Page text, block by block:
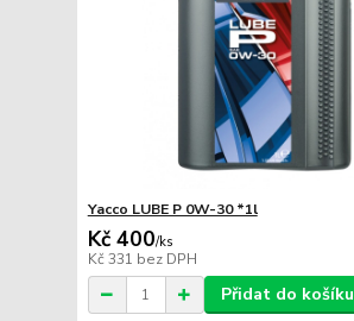
Yacco LUBE P 0W-30 *1l
Kč 400/ks
Kč 331 bez DPH
Přidat do košíku